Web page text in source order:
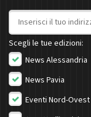
Indirizzo email
Scegli le tue edizioni:
News Alessandria
News Pavia
Eventi Nord-Ovest